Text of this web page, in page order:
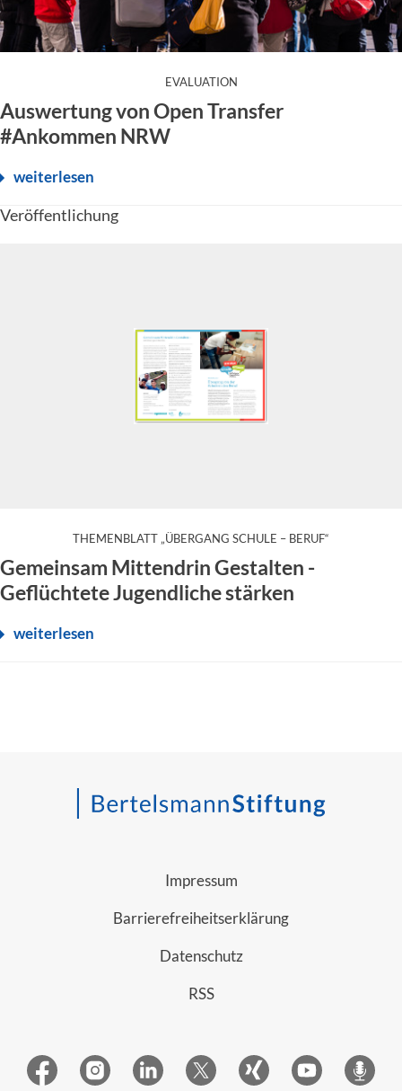
EVALUATION:
Auswertung von Open Transfer
#Ankommen NRW
weiterlesen
Veröffentlichung
THEMENBLATT „ÜBERGANG SCHULE – BERUF“
Gemeinsam Mittendrin Gestalten -
Geflüchtete Jugendliche stärken
Junge Geflüchtete stehen vor der großen Herausforderung,
weiterlesen
Impressum
Barrierefreiheitserklärung
Datenschutz
RSS